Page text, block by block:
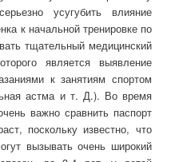
усугубить влияние
к начальной тренировке по
тщательный медицинский
является выявление
к занятиям спортом
астма и т. Д.). Во время
важно сравнить паспорт
поскольку известно, что
вызывать очень широкий